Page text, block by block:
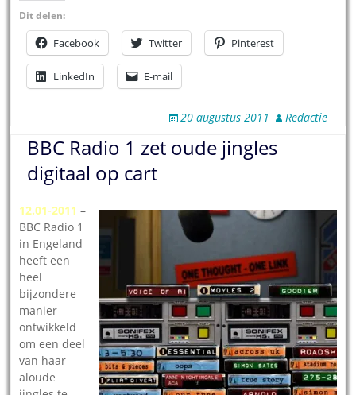
Dit delen:
Facebook Twitter Pinterest
LinkedIn E-mail
20 augustus 2011 Redactie
BBC Radio 1 zet oude jingles
digitaal op cart
12.01-2011–
BBC Radio 1
in Engeland
heeft een
heel
bijzondere
manier
ontwikkeld
om een deel
van haar
aloude